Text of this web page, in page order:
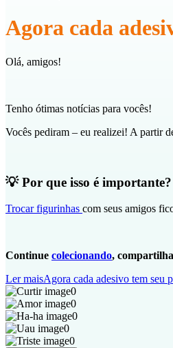
Agora cada
Olá, amigos!
Tenho ótimas notícias para vocês!
Vocês pediram – eu realizei! A partir
💡 Por que isso é importante?
Trocar figurinhas com seus amigos
Continue colecionando,
Ler maisAgora cada adesivo tem seu
0
0
0
0
0